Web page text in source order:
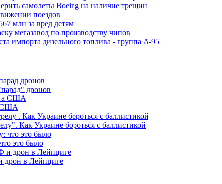
самолеты Boeing на наличие трещин
поездов
млн за вред детям
мегазавод по производству чипов
импорта дизельного топлива - группа А-95
дронов
США
Как Украине бороться с баллистикой
это было
дрон в Лейпциге